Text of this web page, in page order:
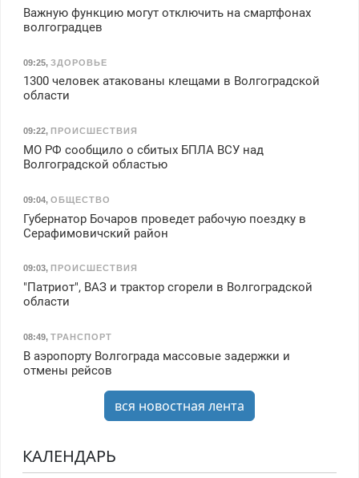
Важную функцию могут отключить на смартфонах
волгоградцев
09:25, ЗДОРОВЬЕ
1300 человек атакованы клещами в Волгоградской
области
09:22, ПРОИСШЕСТВИЯ
МО РФ сообщило о сбитых БПЛА ВСУ над
Волгоградской областью
09:04, ОБЩЕСТВО
Губернатор Бочаров проведет рабочую поездку в
Серафимовичский район
09:03, ПРОИСШЕСТВИЯ
"Патриот", ВАЗ и трактор сгорели в Волгоградской
области
08:49, ТРАНСПОРТ
В аэропорту Волгограда массовые задержки и
отмены рейсов
вся новостная лента
КАЛЕНДАРЬ